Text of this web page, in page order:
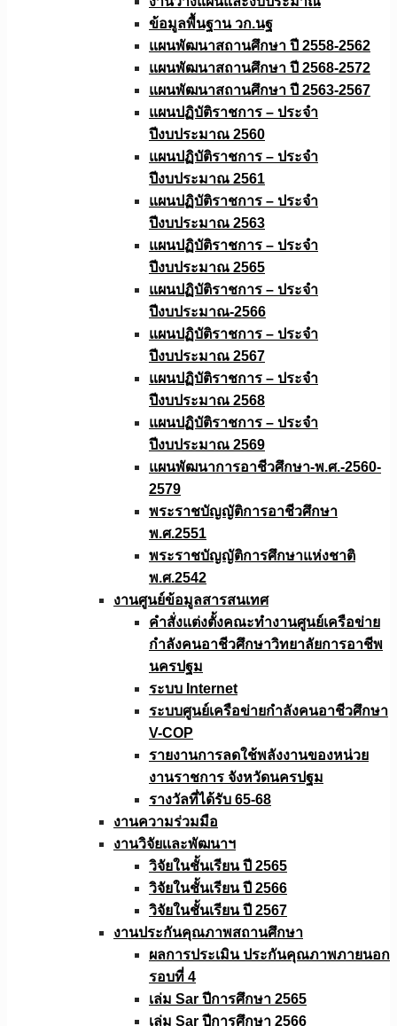
ข้อมูลพื้นฐาน วก.นฐ
แผนพัฒนาสถานศึกษา ปี 2558-2562
แผนพัฒนาสถานศึกษา ปี 2568-2572
แผนพัฒนาสถานศึกษา ปี 2563-2567
แผนปฏิบัติราชการ – ประจำ
ปีงบประมาณ 2560
แผนปฏิบัติราชการ – ประจำ
ปีงบประมาณ 2561
แผนปฏิบัติราชการ – ประจำ
ปีงบประมาณ 2563
แผนปฏิบัติราชการ – ประจำ
ปีงบประมาณ 2565
แผนปฏิบัติราชการ – ประจำ
ปีงบประมาณ-2566
แผนปฏิบัติราชการ – ประจำ
ปีงบประมาณ 2567
แผนปฏิบัติราชการ – ประจำ
ปีงบประมาณ 2568
แผนปฏิบัติราชการ – ประจำ
ปีงบประมาณ 2569
แผนพัฒนาการอาชีวศึกษา-พ.ศ.-2560-
2579
พระราชบัญญัติการอาชีวศึกษา
พ.ศ.2551
พระราชบัญญัติการศึกษาแห่งชาติ
พ.ศ.2542
งานศูนย์ข้อมูลสารสนเทศ
คำสั่งแต่งตั้งคณะทำงานศูนย์เครือข่าย
กำลังคนอาชีวศึกษาวิทยาลัยการอาชีพ
นครปฐม
ระบบ Internet
ระบบศูนย์เครือข่ายกำลังคนอาชีวศึกษา
V-COP
รายงานการลดใช้พลังงานของหน่วย
งานราชการ จังหวัดนครปฐม
รางวัลที่ได้รับ 65-68
งานความร่วมมือ
งานวิจัยเเละพัฒนาฯ
วิจัยในชั้นเรียน ปี 2565
วิจัยในชั้นเรียน ปี 2566
วิจัยในชั้นเรียน ปี 2567
งานประกันคุณภาพสถานศึกษา
ผลการประเมิน ประกันคุณภาพภายนอก
รอบที่ 4
เล่ม Sar ปีการศึกษา 2565
เล่ม Sar ปีการศึกษา 2566